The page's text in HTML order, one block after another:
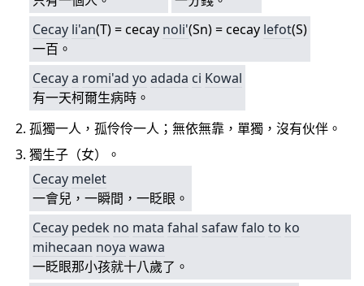
Cecay li'an(T) = cecay noli'(Sn) = cecay lefot(S)
一百。
Cecaya romi'ad yo adada ci Kowal
有一天柯爾生病時。
孤獨一人，孤伶伶一人；無依無靠，單獨，沒有伙伴。
獨生子（女）。
Cecay melet
一會兒，一瞬間，一眨眼。
Cecay pedek no mata fahal safawfalo to ko
mihecaan noya wawa
一眨眼那小孩就十八歲了。